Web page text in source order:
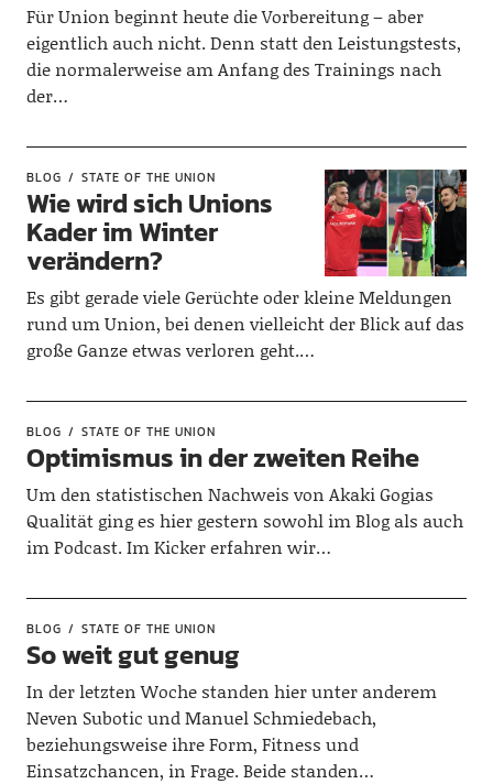
Für Union beginnt heute die Vorbereitung – aber
eigentlich auch nicht. Denn statt den Leistungstests,
die normalerweise am Anfang des Trainings nach
der…
BLOG STATE OF THE UNION
Wie wird sich Unions
Kader im Winter
verändern?
Es gibt gerade viele Gerüchte oder kleine Meldungen
rund um Union, bei denen vielleicht der Blick auf das
große Ganze etwas verloren geht.…
BLOG STATE OF THE UNION
Optimismus in der zweiten Reihe
Um den statistischen Nachweis von Akaki Gogias
Qualität ging es hier gestern sowohl im Blog als auch
im Podcast. Im Kicker erfahren wir…
BLOG STATE OF THE UNION
So weit gut genug
In der letzten Woche standen hier unter anderem
Neven Subotic und Manuel Schmiedebach,
beziehungsweise ihre Form, Fitness und
Einsatzchancen, in Frage. Beide standen…